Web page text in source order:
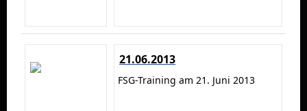
21.06.2013
FSG-Training am 21. Juni 2013